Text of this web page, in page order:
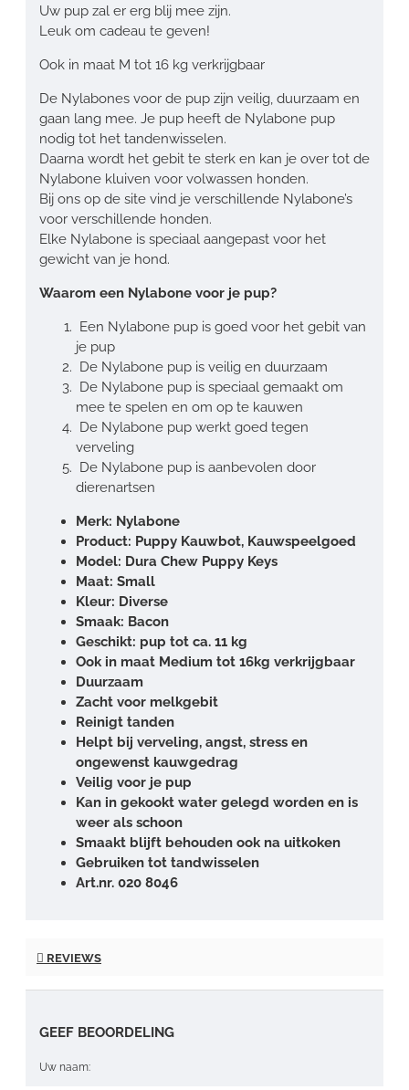
Uw pup zal er erg blij mee zijn.
Leuk om cadeau te geven!
Ook in maat M tot 16 kg verkrijgbaar
De Nylabones voor de pup zijn veilig, duurzaam en
gaan lang mee. Je pup heeft de Nylabone pup
nodig tot het tandenwisselen.
Daarna wordt het gebit te sterk en kan je over tot de
Nylabone kluiven voor volwassen honden.
Bij ons op de site vind je verschillende Nylabone’s
voor verschillende honden.
Elke Nylabone is speciaal aangepast voor het
gewicht van je hond.
Waarom een Nylabone voor je pup?
Een Nylabone pup is goed voor het gebit van
je pup
De Nylabone pup is veilig en duurzaam
De Nylabone pup is speciaal gemaakt om
mee te spelen en om op te kauwen
De Nylabone pup werkt goed tegen
verveling
De Nylabone pup is aanbevolen door
dierenartsen
Merk: Nylabone
Product: Puppy Kauwbot, Kauwspeelgoed
Model: Dura Chew Puppy Keys
Maat: Small
Kleur: Diverse
Smaak: Bacon
Geschikt: pup tot ca. 11 kg
Ook in maat Medium tot 16kg verkrijgbaar
Duurzaam
Zacht voor melkgebit
Reinigt tanden
Helpt bij verveling, angst, stress en
ongewenst kauwgedrag
Veilig voor je pup
Kan in gekookt water gelegd worden en is
weer als schoon
Smaakt blijft behouden ook na uitkoken
Gebruiken tot tandwisselen
Art.nr. 020 8046
REVIEWS
GEEF BEOORDELING
Uw naam: